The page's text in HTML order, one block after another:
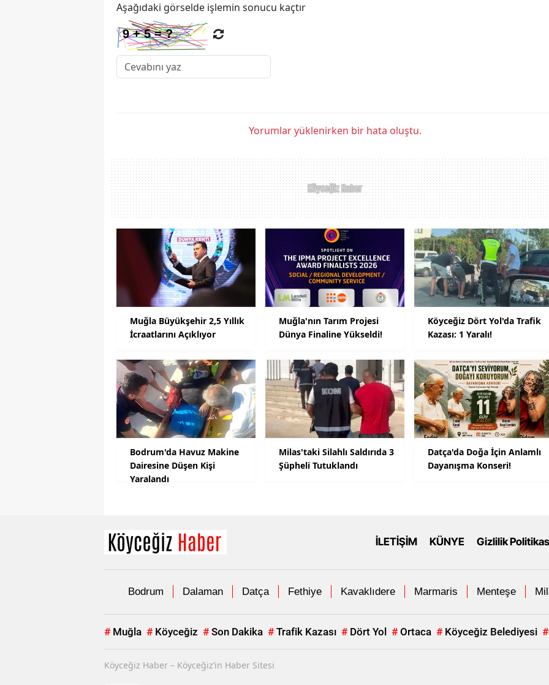
Aşağıdaki görselde işlemin sonucu kaçtır
Yorumlar yüklenirken bir hata oluştu.
Muğla Büyükşehir 2,5 Yıllık
İcraatlarını Açıklıyor
Muğla'nın Tarım Projesi
Dünya Finaline Yükseldi!
Köyceğiz Dört Yol'da Trafik
Kazası: 1 Yaralı!
Bodrum'da Havuz Makine
Dairesine Düşen Kişi
Yaralandı
Milas'taki Silahlı Saldırıda 3
Şüpheli Tutuklandı
Datça'da Doğa İçin Anlamlı
Dayanışma Konseri!
İLETİŞİM KÜNYE Gizlilik
Bodrum Dalaman Datça Fethiye Kavaklıdere Marmaris Menteşe
# Muğla # Köyceğiz # Son Dakika # Trafik Kazası # Dört Yol # Ortaca # Köyceğiz Belediyesi #
Köyceğiz Haber – Köyceğiz’in Haber Sitesi